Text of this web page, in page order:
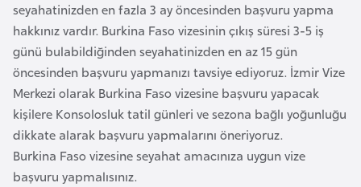
seyahatinizden en fazla 3 ay öncesinden başvuru yapma
hakkınız vardır. Burkina Faso vizesinin çıkış süresi 3-5 iş
günü bulabildiğinden seyahatinizden en az 15 gün
öncesinden başvuru yapmanızı tavsiye ediyoruz. İzmir Vize
Merkezi olarak Burkina Faso vizesine başvuru yapacak
kişilere Konsolosluk tatil günleri ve sezona bağlı yoğunluğu
dikkate alarak başvuru yapmalarını öneriyoruz.
Burkina Faso vizesine seyahat amacınıza uygun vize
başvuru yapmalısınız.
F
a
s
o
Ç
a
d